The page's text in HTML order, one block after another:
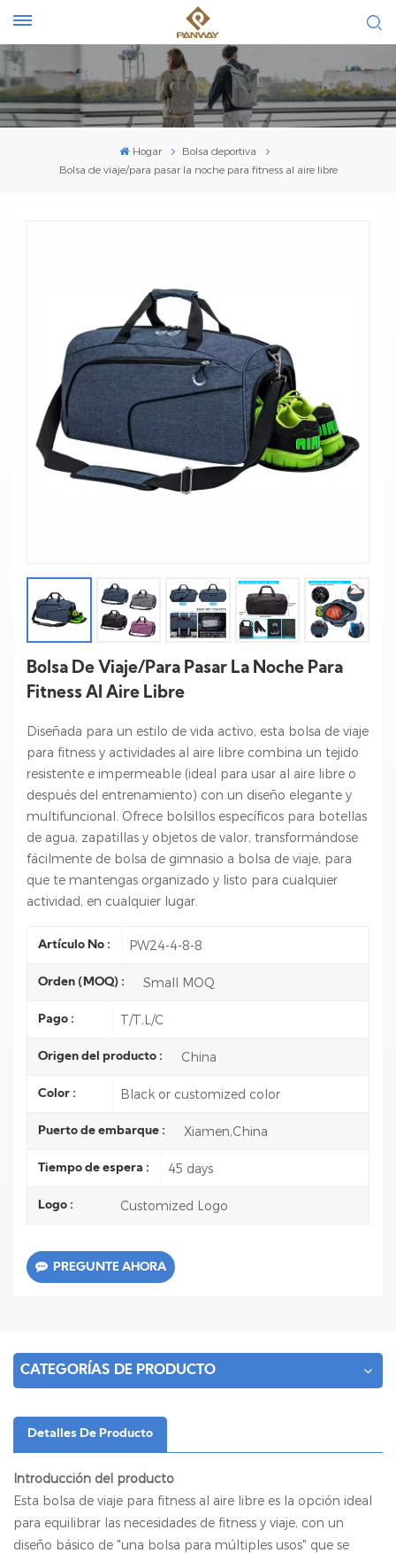
Hogar
Bolsa deportiva
Bolsa de viaje/para pasar la noche para fitness al aire libre
Bolsa De Viaje/para Pasar La Noche Para
Fitness Al Aire Libre
Diseñada para un estilo de vida activo, esta bolsa de viaje
para fitness y actividades al aire libre combina un tejido
resistente e impermeable (ideal para usar al aire libre o
después del entrenamiento) con un diseño elegante y
multifuncional. Ofrece bolsillos específicos para botellas
de agua, zapatillas y objetos de valor, transformándose
fácilmente de bolsa de gimnasio a bolsa de viaje, para
que te mantengas organizado y listo para cualquier
actividad, en cualquier lugar.
Artículo No : PW24-4-8-8
Orden (MOQ) : Small MOQ
Pago : T/T,L/C
Origen del producto : China
Color : Black or customized color
Puerto de embarque : Xiamen,China
Tiempo de espera : 45 days
Logo : Customized Logo
PREGUNTE AHORA
CATEGORÍAS DE PRODUCTO
Detalles De Producto
Introducción del producto
Esta bolsa de viaje para fitness al aire libre es la opción ideal
para equilibrar las necesidades de fitness y viaje, con un
diseño básico de "una bolsa para múltiples usos" que se